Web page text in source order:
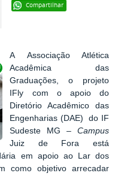
Compartilhar
Exibir carrossel de imagens
AAssociação Atlética
Acadêmica das
Graduações, o projeto
IFly com o apoio do
Diretório Acadêmico das
Engenharias (DAE)
do IF
Sudeste MG – Campus
Juiz de Fora está
em apoio ao Lar dos
como objetivo arrecadar